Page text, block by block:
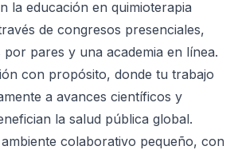
la educación en quimioterapia
de congresos presenciales,
por pares y una academia en línea.
con propósito, donde tu trabajo
a avances científicos y
la salud pública global.
colaborativo pequeño, con